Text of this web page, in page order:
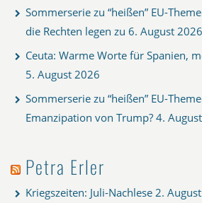
Sommerserie zu “heißen” EU-
die Rechten legen zu 6. August 2026
Ceuta: Warme Worte für Spanien,
5. August 2026
Sommerserie zu “heißen” EU-
Emanzipation von Trump? 4.
Petra Erler
Kriegszeiten: Juli-Nachlese 2.